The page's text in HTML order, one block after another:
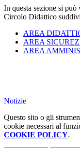
In questa sezione si
Circolo Didattico
AREA
AREA
AREA
Notizie
Questo sito o gli
cookie necessari al
COOKIE POLICY.